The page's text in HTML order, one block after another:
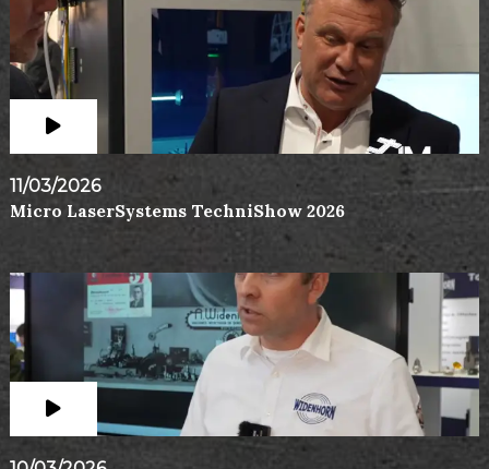
11/03/2026
Micro LaserSystems TechniShow 2026